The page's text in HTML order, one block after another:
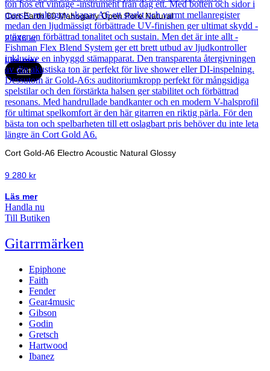
Cort Earth 60 Mahogany Open Pore Natural
2 846kr
Läs mer
Cort
Cort Gold-A6 Electro Acoustic Natural Glossy
9 280 kr
Läs mer
Handla nu
Till Butiken
Gitarrmärken
Epiphone
Faith
Fender
Gear4music
Gibson
Godin
Gretsch
Hartwood
Ibanez